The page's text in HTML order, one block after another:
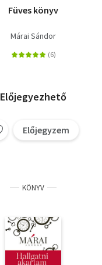
Füves könyv
Márai Sándor
Előjegyezhető
Előjegyzem
KÖNYV